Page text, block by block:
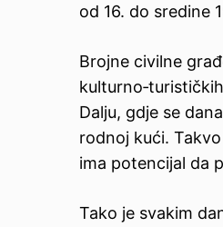
od 16. do sredine
Brojne civilne
Dalju, gdje se
rodnoj kući.
ima potencijal da
Tako je svakim